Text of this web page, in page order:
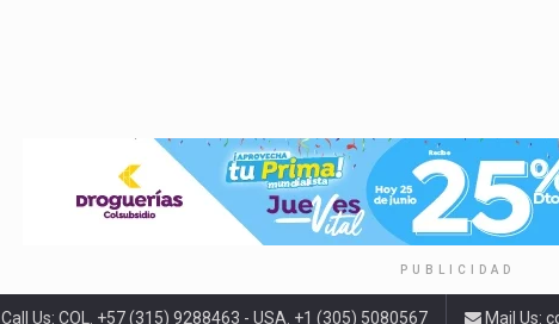
PUBLICIDAD
Call Us: COL. +57 (315) 9288463 - USA. +1 (305) 5080567 Mail Us: